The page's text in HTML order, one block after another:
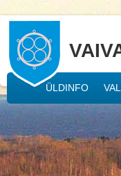
ÜLDINFO